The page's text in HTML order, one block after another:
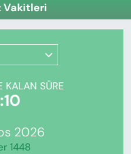
Vakitleri
KALAN SÜRE
2026
1448
ve Fikstür